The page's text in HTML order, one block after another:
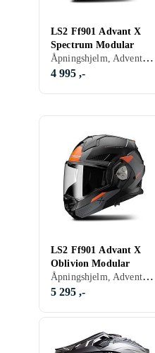
LS2 Ff901 Advant X
Spectrum Modular
Åpningshjelm, Adventurehjelmer, Sort, Hvit, Blå, Rød
4 995 ,-
LS2 Ff901 Advant X
Oblivion Modular
Åpningshjelm, Adventurehjelmer, Sort, Blå, Rød, Gul, Oransje
5 295 ,-